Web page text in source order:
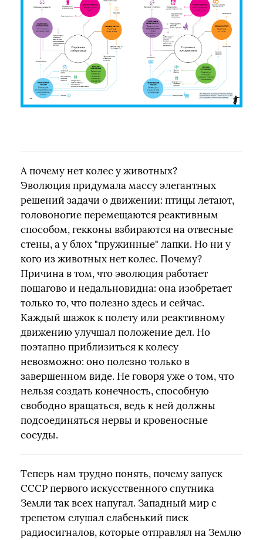
А почему нет колес у животных?
Эволюция придумала массу элегантных
решений задачи о движении: птицы летают,
головоногие перемещаются реактивным
способом, гекконы взбираются на отвесные
стены, а у блох "пружинные" лапки. Но ни у
кого из животных нет колес. Почему?
Причина в том, что эволюция работает
пошагово и недальновидна: она изобретает
только то, что полезно здесь и сейчас.
Каждый шажок к полету или реактивному
движению улучшал положение дел. Но
поэтапно приблизиться к колесу
невозможно: оно полезно только в
завершенном виде. Не говоря уже о том, что
нельзя создать конечность, способную
свободно вращаться, ведь к ней должны
подсоединяться нервы и кровеносные
сосуды.
Теперь нам трудно понять, почему запуск
СССР первого искусственного спутника
Земли так всех напугал. Западный мир с
трепетом слушал слабенький писк
радиосигналов, которые отправлял на Землю